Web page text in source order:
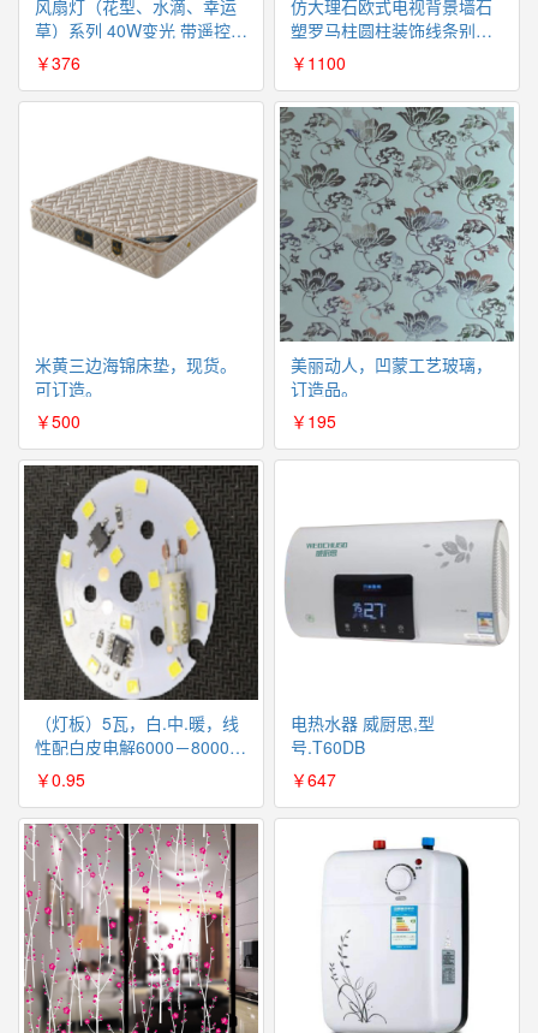
风扇灯（花型、水滴、幸运
草）系列 40W变光 带遥控
（国内包邮）
￥376
仿大理石欧式电视背景墙石
塑罗马柱圆柱装饰线条别墅
背景墙圆柱（不包邮）
￥1100
米黄三边海锦床垫，现货。
可订造。
￥500
美丽动人，凹蒙工艺玻璃，
订造品。
￥195
（灯板）5瓦，白.中.暖，线
性配白皮电解6000－8000小
时（不包邮）
￥0.95
电热水器 威厨思,型
号.T60DB
￥647